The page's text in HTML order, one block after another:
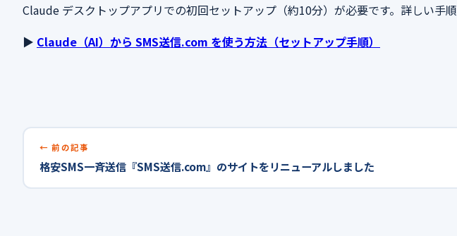
Claude デスクトップアプリでの初回セットアップ（約10分）が必要です。詳しい手
▶ Claude（AI）から SMS送信.com を使う方法（セットアップ手順）
前の記事
格安SMS一斉送信『SMS送信.com』のサイトをリニューアルしました